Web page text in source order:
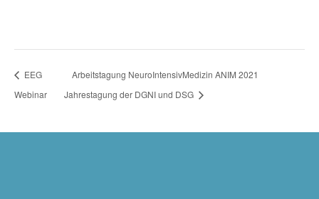
EEG
Webinar
Arbeitstagung NeuroIntensivMedizin ANIM 2021
Jahrestagung der DGNI und DSG